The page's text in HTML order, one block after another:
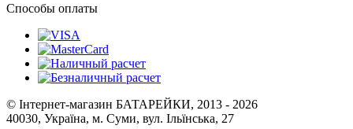
Способы оплаты
© Інтернет-магазин БАТАРЕЙКИ, 2013 - 2026
40030, Україна, м. Суми, вул. Ільїнська, 27